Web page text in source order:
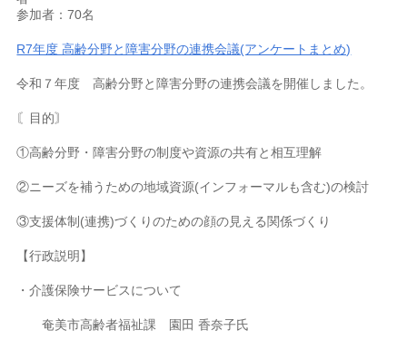
参加者：70名
R7年度 高齢分野と障害分野の連携会議(アンケートまとめ)
令和７年度 高齢分野と障害分野の連携会議を開催しました。
〘目的〙
①高齢分野・障害分野の制度や資源の共有と相互理解
②ニーズを補うための地域資源(インフォーマルも含む)の検討
③支援体制(連携)づくりのための顔の見える関係づくり
【行政説明】
・介護保険サービスについて
奄美市高齢者福祉課 園田 香奈子氏